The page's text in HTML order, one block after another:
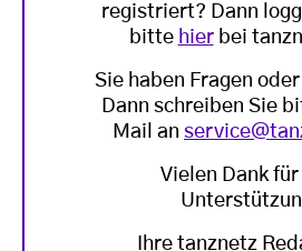
registriert? Dann
bitte hierbei
Sie haben Fragen
Dann schreiben Sie
Mail an
Vielen Dank
Ihre tanznetz